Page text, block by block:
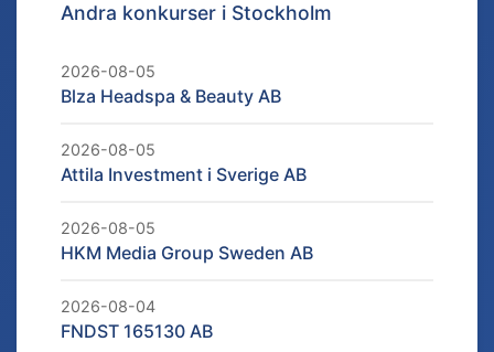
Andra konkurser i Stockholm
2026-08-05
Blza Headspa & Beauty AB
2026-08-05
Attila Investment i Sverige AB
2026-08-05
HKM Media Group Sweden AB
2026-08-04
FNDST 165130 AB